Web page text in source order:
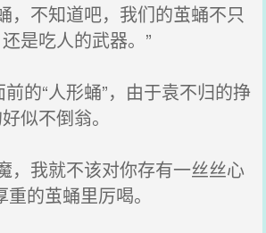
，不知道吧，我们的茧蛹不只
是吃人的武器。”
的“人形蛹”，由于袁不归的挣
似不倒翁。
，我就不该对你存有一丝丝心
的茧蛹里厉喝。